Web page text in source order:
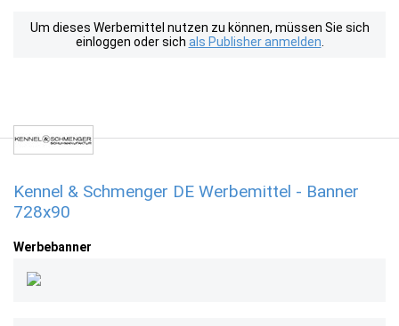
Um dieses Werbemittel nutzen zu können, müssen Sie sich
einloggen oder sich als Publisher anmelden
Kennel & Schmenger DE Werbemittel - Banner
728x90
Werbebanner